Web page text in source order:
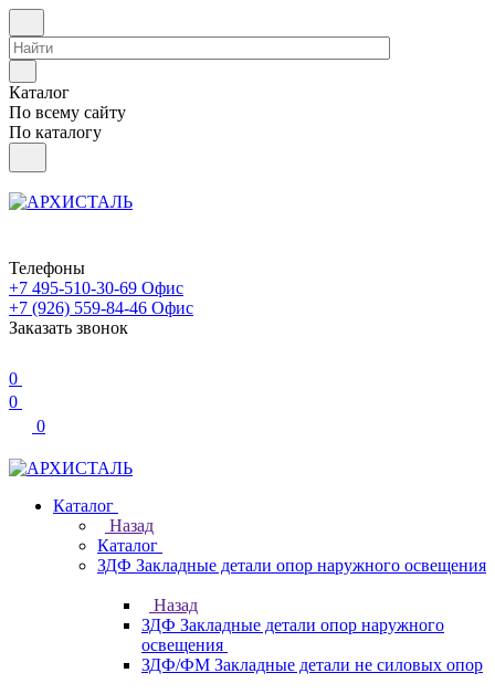
Каталог
По всему сайту
По каталогу
Телефоны
+7 495-510-30-69 Офис
+7 (926) 559-84-46 Офис
Заказать звонок
0
0
0
Каталог
Назад
Каталог
ЗДФ Закладные детали опор наружного освещения
Назад
ЗДФ Закладные детали опор наружного
освещения
ЗДФ/ФМ Закладные детали не силовых опор